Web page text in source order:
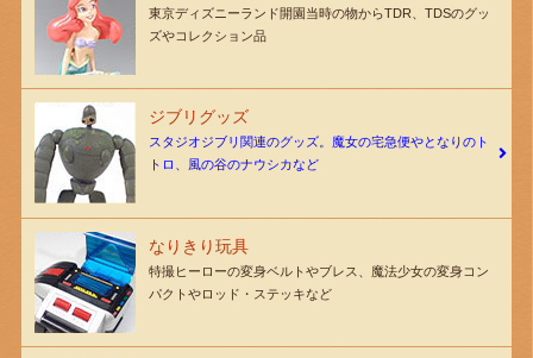
東京ディズニーランド開園当時の物からTDR、TDSのグッ
ズやコレクション品
ジブリグッズ
スタジオジブリ関連のグッズ。魔女の宅急便やとなりのト
トロ、風の谷のナウシカなど
なりきり玩具
特撮ヒーローの変身ベルトやブレス、魔法少女の変身コン
パクトやロッド・ステッキなど